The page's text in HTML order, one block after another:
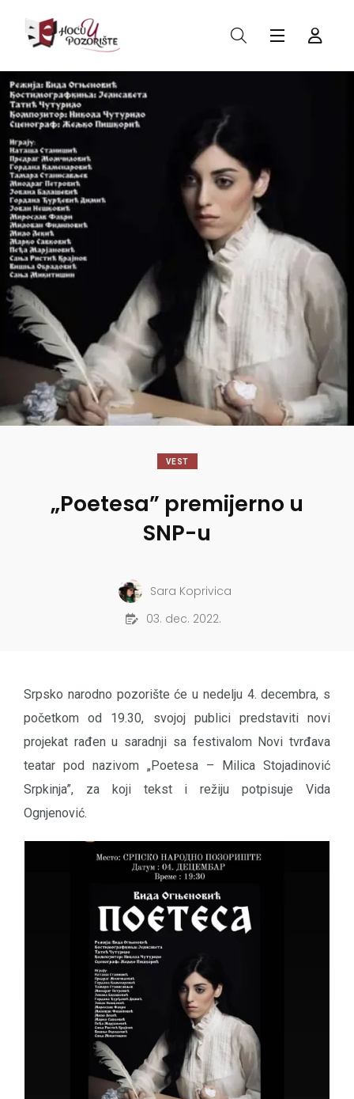
VEST
„Poetesa” premijerno u
SNP-u
Sara Koprivica
03. dec. 2022.
Srpsko narodno pozorište će u nedelju 4. decembra, s
početkom od 19.30, svojoj publici predstaviti novi
projekat rađen u saradnji sa festivalom Novi tvrđava
teatar pod nazivom „Poetesa – Milica Stojadinović
Srpkinja”, za koji tekst i režiju potpisuje Vida
Ognjenović.